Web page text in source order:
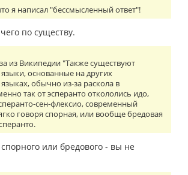
я написал "бессмысленный ответ"!
по существу.
из Википедии "Также существуют
языки, основанные на других
обычно из-за раскола в
так от эсперанто откололись идо,
сен-флексио, современный
говоря спорная, или вообще бредовая
или бредового - вы не